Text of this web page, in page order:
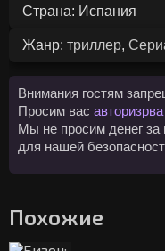
Страна: Испания
Жанр: триллер,
Внимания гостям
Просим вас
Мы не просим денег за
для нашей
Похожие